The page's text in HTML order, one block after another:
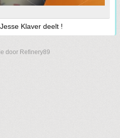
Klaver deelt !
door Refinery89